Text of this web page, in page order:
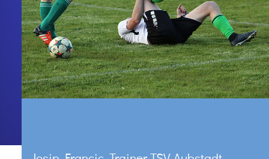
Dr. Herwerth
Dr. Goehtz
Konservative Therapien
Operative Therapien
Neurochirurgie
Osteopathie
Osteoporose
Diagnostik
Zweitmeinung Schulter & Knie